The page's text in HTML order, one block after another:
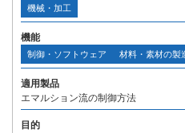
機械・加工
機能
制御・ソフトウェア 材料・素材の製
適用製品
エマルション流の制御方法
目的